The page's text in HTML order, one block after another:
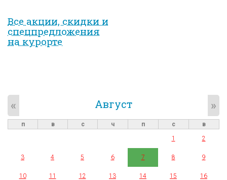
Все акции, скидки и
спец­предложе­ния
на курорте
Август
« »
п в с ч п с
в
1
2
3 4 5 6 7 8 9
10 11 12 13 14 15 16